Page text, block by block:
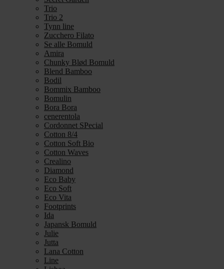
Trio
Trio 2
Tynn line
Zucchero Filato
Se alle Bomuld
Amira
Chunky Blød Bomuld
Blend Bamboo
Bodil
Bommix Bamboo
Bomulin
Bora Bora
cenerentola
Cordonnet SPecial
Cotton 8/4
Cotton Soft Bio
Cotton Waves
Crealino
Diamond
Eco Baby
Eco Soft
Eco Vita
Footprints
Ida
Japansk Bomuld
Julie
Jutta
Lana Cotton
Line